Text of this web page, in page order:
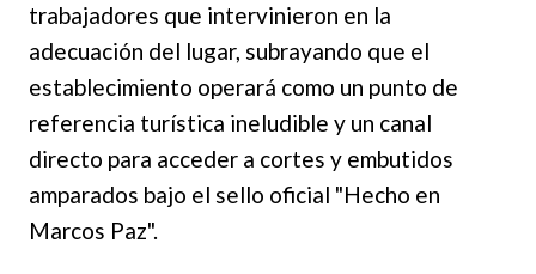
trabajadores que intervinieron en la
adecuación del lugar, subrayando que el
establecimiento operará como un punto de
referencia turística ineludible y un canal
directo para acceder a cortes y embutidos
amparados bajo el sello oficial "Hecho en
Marcos Paz".